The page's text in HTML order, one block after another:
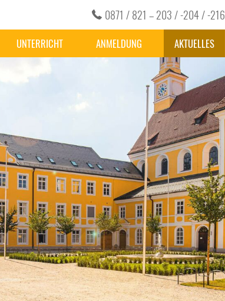
0871 / 821 – 203 / -204 / -216
UNTERRICHT ANMELDUNG AKTUELLES